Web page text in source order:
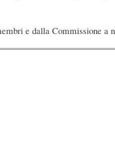
e dalla Commissione a